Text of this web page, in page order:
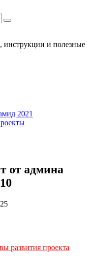
инструкции и полезные
2021
от админа
развития проекта